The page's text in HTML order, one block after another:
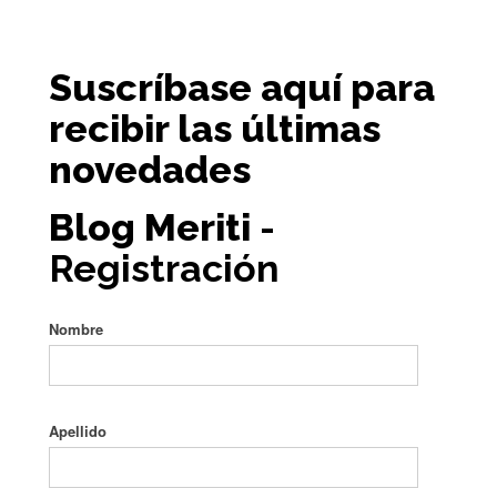
Suscríbase aquí para
recibir las últimas
novedades
Blog Meriti -
Registración
Nombre
Apellido